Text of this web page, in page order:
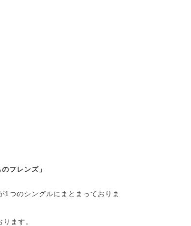
フレンズ」
つのシングルにまとまっておりま
ます。